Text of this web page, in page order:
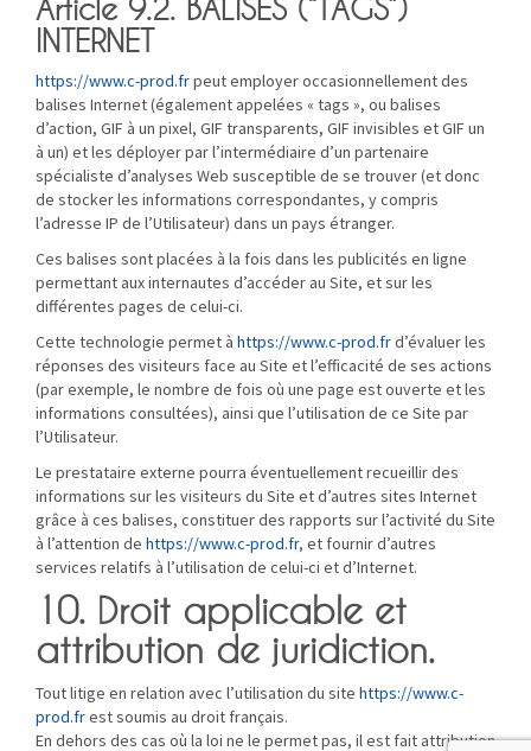
Article 9.2. BALISES (“TAGS”)
INTERNET
https://www.c-prod.frpeut employer occasionnellement des
balises Internet (également appelées « tags », ou balises
d’action, GIF à un pixel, GIF transparents, GIF invisibles et GIF un
à un) et les déployer par l’intermédiaire d’un partenaire
spécialiste d’analyses Web susceptible de se trouver (et donc
de stocker les informations correspondantes, y compris
l’adresse IP de l’Utilisateur) dans un pays étranger.
Ces balises sont placées à la fois dans les publicités en ligne
permettant aux internautes d’accéder au Site, et sur les
différentes pages de celui-ci.
Cette technologie permet à https://www.c-prod.frd’évaluer les
réponses des visiteurs face au Site et l’efficacité de ses actions
(par exemple, le nombre de fois où une page est ouverte et les
informations consultées), ainsi que l’utilisation de ce Site par
l’Utilisateur.
Le prestataire externe pourra éventuellement recueillir des
informations sur les visiteurs du Site et d’autres sites Internet
grâce à ces balises, constituer des rapports sur l’activité du Site
à l’attention de https://www.c-prod.fr, et fournir d’autres
services relatifs à l’utilisation de celui-ci et d’Internet.
10. Droit applicable et
attribution de juridiction.
Tout litige en relation avec l’utilisation du site https://www.c-
prod.frest soumis au droit français.
En dehors des cas où la loi ne le permet pas, il est fait attribution